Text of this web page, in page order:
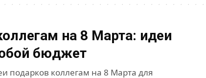
на 8 Марта: идеи
бюджет
подарков коллегам на 8 Марта для